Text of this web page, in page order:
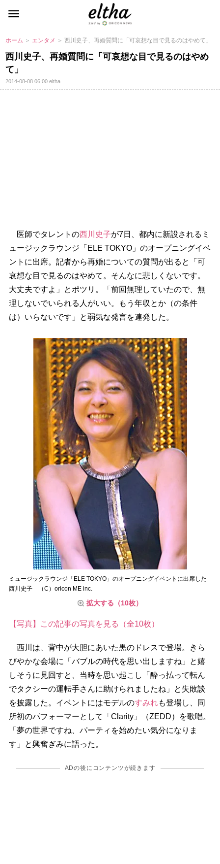
ホーム ＞ エンタメ ＞ 西川史子、再婚質問に「可哀想な目で見るのはやめて」
西川史子、再婚質問に「可哀想な目で見るのはやめ
て」
2014-08-08 06:00eltha
医師でタレントの西川史子が7日、都内に新設されるミ
ュージックラウンジ「ELE TOKYO」のオープニングイベ
ントに出席。記者から再婚についての質問が出ると「可
哀想な目で見るのはやめて。そんなに悲しくないです。
大丈夫ですよ」とポツリ。「前回無理していたので、無
理しないでいられる人がいい。もう年収とか（の条件
は）いらないです」と弱気な発言を連発した。
ミュージックラウンジ「ELE TOKYO」のオープニングイベントに出席した
西川史子 （C）oricon ME inc.
拡大する（10枚）
【写真】この記事の写真を見る（全10枚）
西川は、背中が大胆にあいた黒のドレスで登場。きら
びやかな会場に「バブルの時代を思い出しますね」と嬉
しそうに見回すと、当時を思い起こし「酔っ払って転ん
でタクシーの運転手さんに助けられましたね」と失敗談
を披露した。イベントにはモデルのすみれも登場し、同
所初のパフォーマーとして「Clarity」（ZEDD）を歌唱。
「夢の世界ですね、パーティを始めたい気分になりま
す」と興奮ぎみに語った。
ADの後にコンテンツが続きます